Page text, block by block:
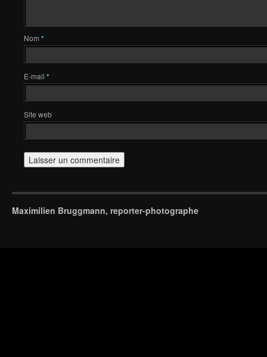
Nom *
E-mail *
Site web
Maximilien Bruggmann, reporter-photographe